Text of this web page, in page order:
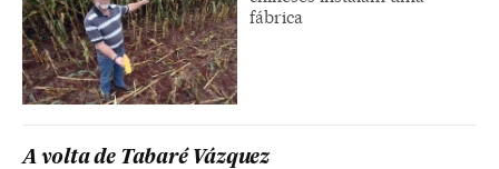
fábrica
A volta de Tabaré Vázquez